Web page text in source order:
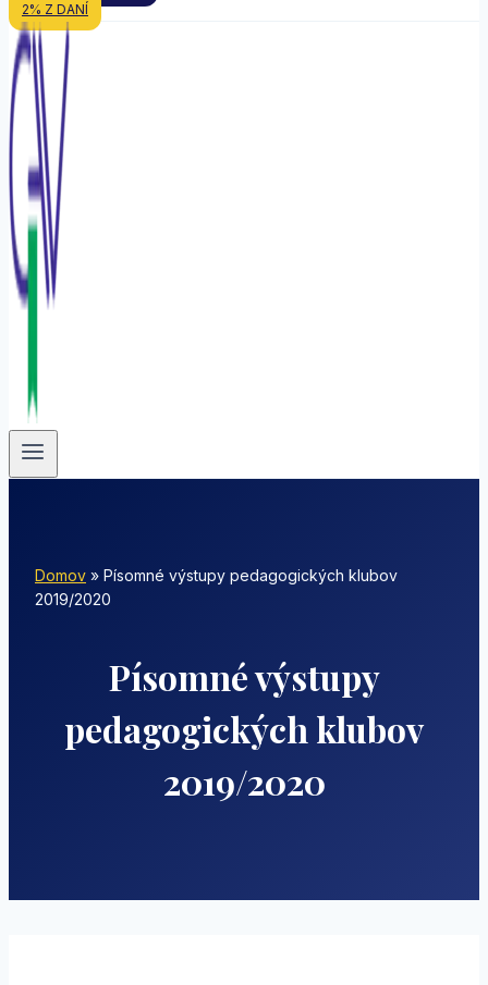
2% Z DANÍ
Domov » Písomné výstupy pedagogických klubov
2019/2020
Písomné výstupy
pedagogických klubov
2019/2020